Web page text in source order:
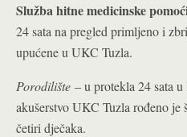
Služba hitne medicinske
24 sata na pregled primljeno i
upućene u UKC Tuzla.
Porodilište – u protekla 24 sata
akušerstvo UKC Tuzla rođeno je
četiri dječaka.